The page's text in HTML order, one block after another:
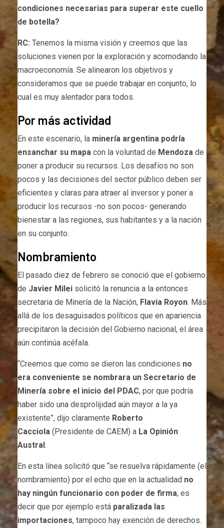
condiciones necesarias para superar este cuello
de botella?
RC: Tenemos la misma visión y creemos que las
soluciones vienen por la exploración y acomodando la
macroeconomía. Se alinearon los objetivos y
consideramos que se puede trabajar en conjunto, lo
cual es muy alentador para todos.
Por más actividad
En este escenario, la minería argentina podría
ensanchar su mapa con la voluntad de Mendoza de
poner a producir su recursos. Los desafíos no son
pocos y las decisiones del sector público deben ser
eficientes y claras para atraer al inversor y poner a
producir los recursos -no son pocos- generando
bienestar a las regiones, sus habitantes y a la nación
en su conjunto.
Nombramiento
El pasado diez de febrero se conoció que el gobierno
de Javier Milei solicitó la renuncia a la entonces
secretaria de Minería de la Nación, Flavia Royon. Más
allá de los desaguisados políticos que en apariencia
precipitaron la decisión del Gobierno nacional, el área
aún continúa acéfala.
“Creemos que como se dieron las condiciones no
era conveniente se nombrara un Secretario de
Minería sobre el inicio del PDAC, por que podría
haber sido una desprolijidad aún mayor a la ya
existente”, dijo claramente Roberto
Cacciola (Presidente de CAEM) a La Opinión
Austral.
En esta línea solicitó que “se resuelva rápidamente (el
nombramiento) por el echo que en la actualidad no
hay ningún funcionario con poder de firma, es
decir que por ejemplo está paralizada las
importaciones, tampoco hay exención de derechos.